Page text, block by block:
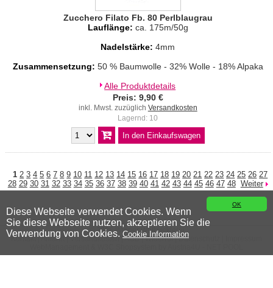
OK
Diese Webseite verwendet Cookies. Wenn
Sie diese Webseite nutzen, akzeptieren Sie die
Verwendung von Cookies. Cookie Information
Zucchero Filato Fb. 80 Perlblaugrau
Lauflänge: ca. 175m/50g
Nadelstärke: 4mm
Zusammensetzung: 50 % Baumwolle - 32% Wolle - 18% Alpaka
Alle Produktdetails
Preis: 9,90 €
inkl. Mwst. zuzüglich Versandkosten
Lagernd: 10
1 2 3 4 5 6 7 8 9 10 11 12 13 14 15 16 17 18 19 20 21 22 23 24 25 26 27
28 29 30 31 32 33 34 35 36 37 38 39 40 41 42 43 44 45 46 47 48 Weiter
© 2026 Wiener Wollwicklerei
Kontakt |Anfahrt |Versandkosten |AGB|Widerruf|Datenschutz